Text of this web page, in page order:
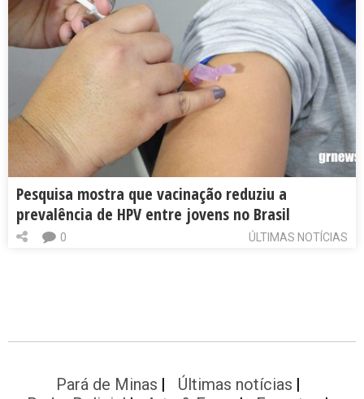
Pesquisa mostra que vacinação reduziu a
prevalência de HPV entre jovens no Brasil
ÚLTIMAS NOTÍCIAS
0
Pará de Minas
Últimas notícias